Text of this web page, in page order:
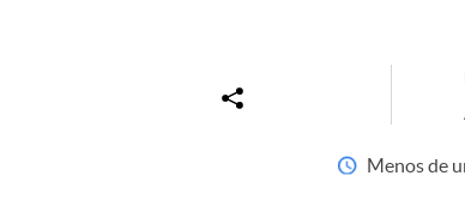
Menos de